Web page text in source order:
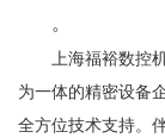
。
上海福裕数控
为一体的精密设备
全方位技术支持。